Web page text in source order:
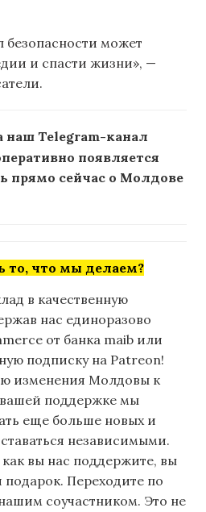
может
и спасти жизни», —
наш Telegram-канал
появляется
прямо сейчас о Молдове
то, что мы делаем?
в качественную
нас единоразово
от банка maib или
подписку на Patreon!
изменения Молдовы к
поддержке мы
еще больше новых и
независимыми.
вы нас поддержите, вы
Переходите по
соучастником. Это не